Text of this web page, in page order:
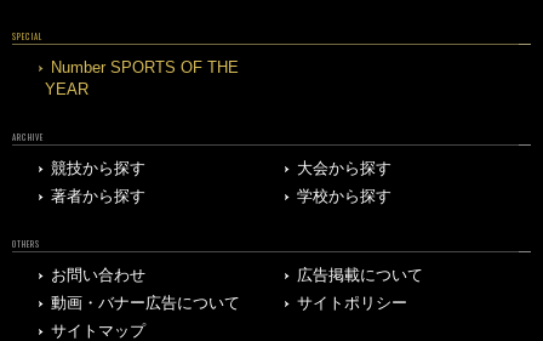
SPECIAL
Number SPORTS OF THE
YEAR
ARCHIVE
競技から探す
大会から探す
著者から探す
学校から探す
OTHERS
お問い合わせ
広告掲載について
動画・バナー広告について
サイトポリシー
サイトマップ